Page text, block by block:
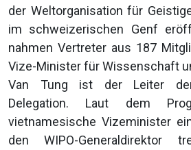
der Weltorganisation für
im schweizerischen Genf
nahmen Vertreter aus 187
Vize-Minister für Wissenschaft
Van Tung ist der Leiter der
Delegation. Laut dem
vietnamesische Vizeminister
den WIPO-Generaldirektor